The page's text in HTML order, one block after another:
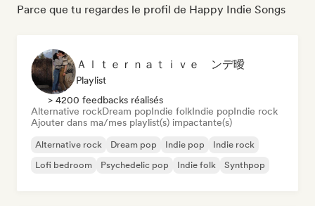
Parce que tu regardes le profil de Happy Indie Songs
Ａｌｔｅｒｎａｔｉｖｅ ンデ曖
Playlist
> 4200 feedbacks réalisés
Alternative rockDream popIndie folkIndie popIndie rock
Ajouter dans ma/mes playlist(s) impactante(s)
Alternative rock Dream pop Indie pop
Indie rock
Lofi bedroom
Psychedelic pop Indie folk Synthpop